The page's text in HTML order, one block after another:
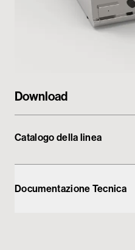
Download
Catalogo della linea
Documentazione Tecnica